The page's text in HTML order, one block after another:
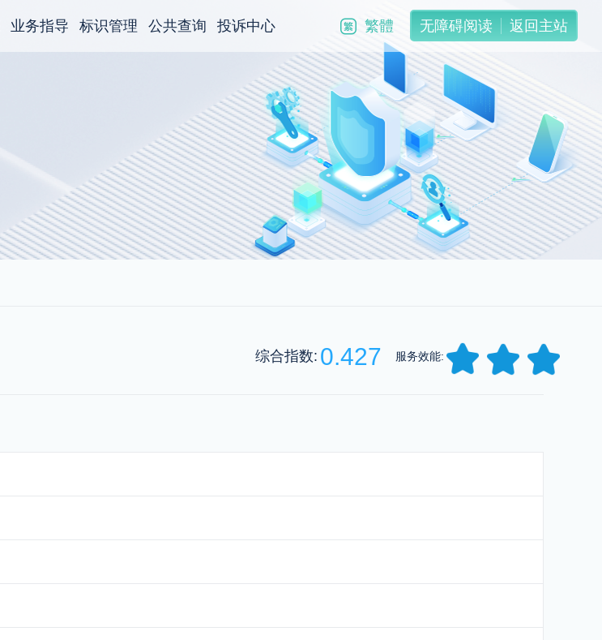
繁體 无障碍阅读 返回主站
业务指导 标识管理 公共查询 投诉中心
综合指数: 0.427 服务效能: